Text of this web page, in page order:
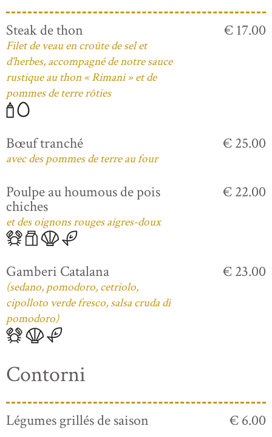
Steak de thon
Filet de veau en croûte de sel et
d'herbes, accompagné de notre sauce
rustique au thon « Rimani » et de
pommes de terre rôties
€ 17.00
Bœuf tranché
avec des pommes de terre au four
€ 25.00
Poulpe au houmous de pois
chiches
et des oignons rouges aigres-doux
€ 22.00
Gamberi Catalana
(sedano, pomodoro, cetriolo,
cipolloto verde fresco, salsa cruda di
pomodoro)
€ 23.00
Contorni
Légumes grillés de saison € 6.00